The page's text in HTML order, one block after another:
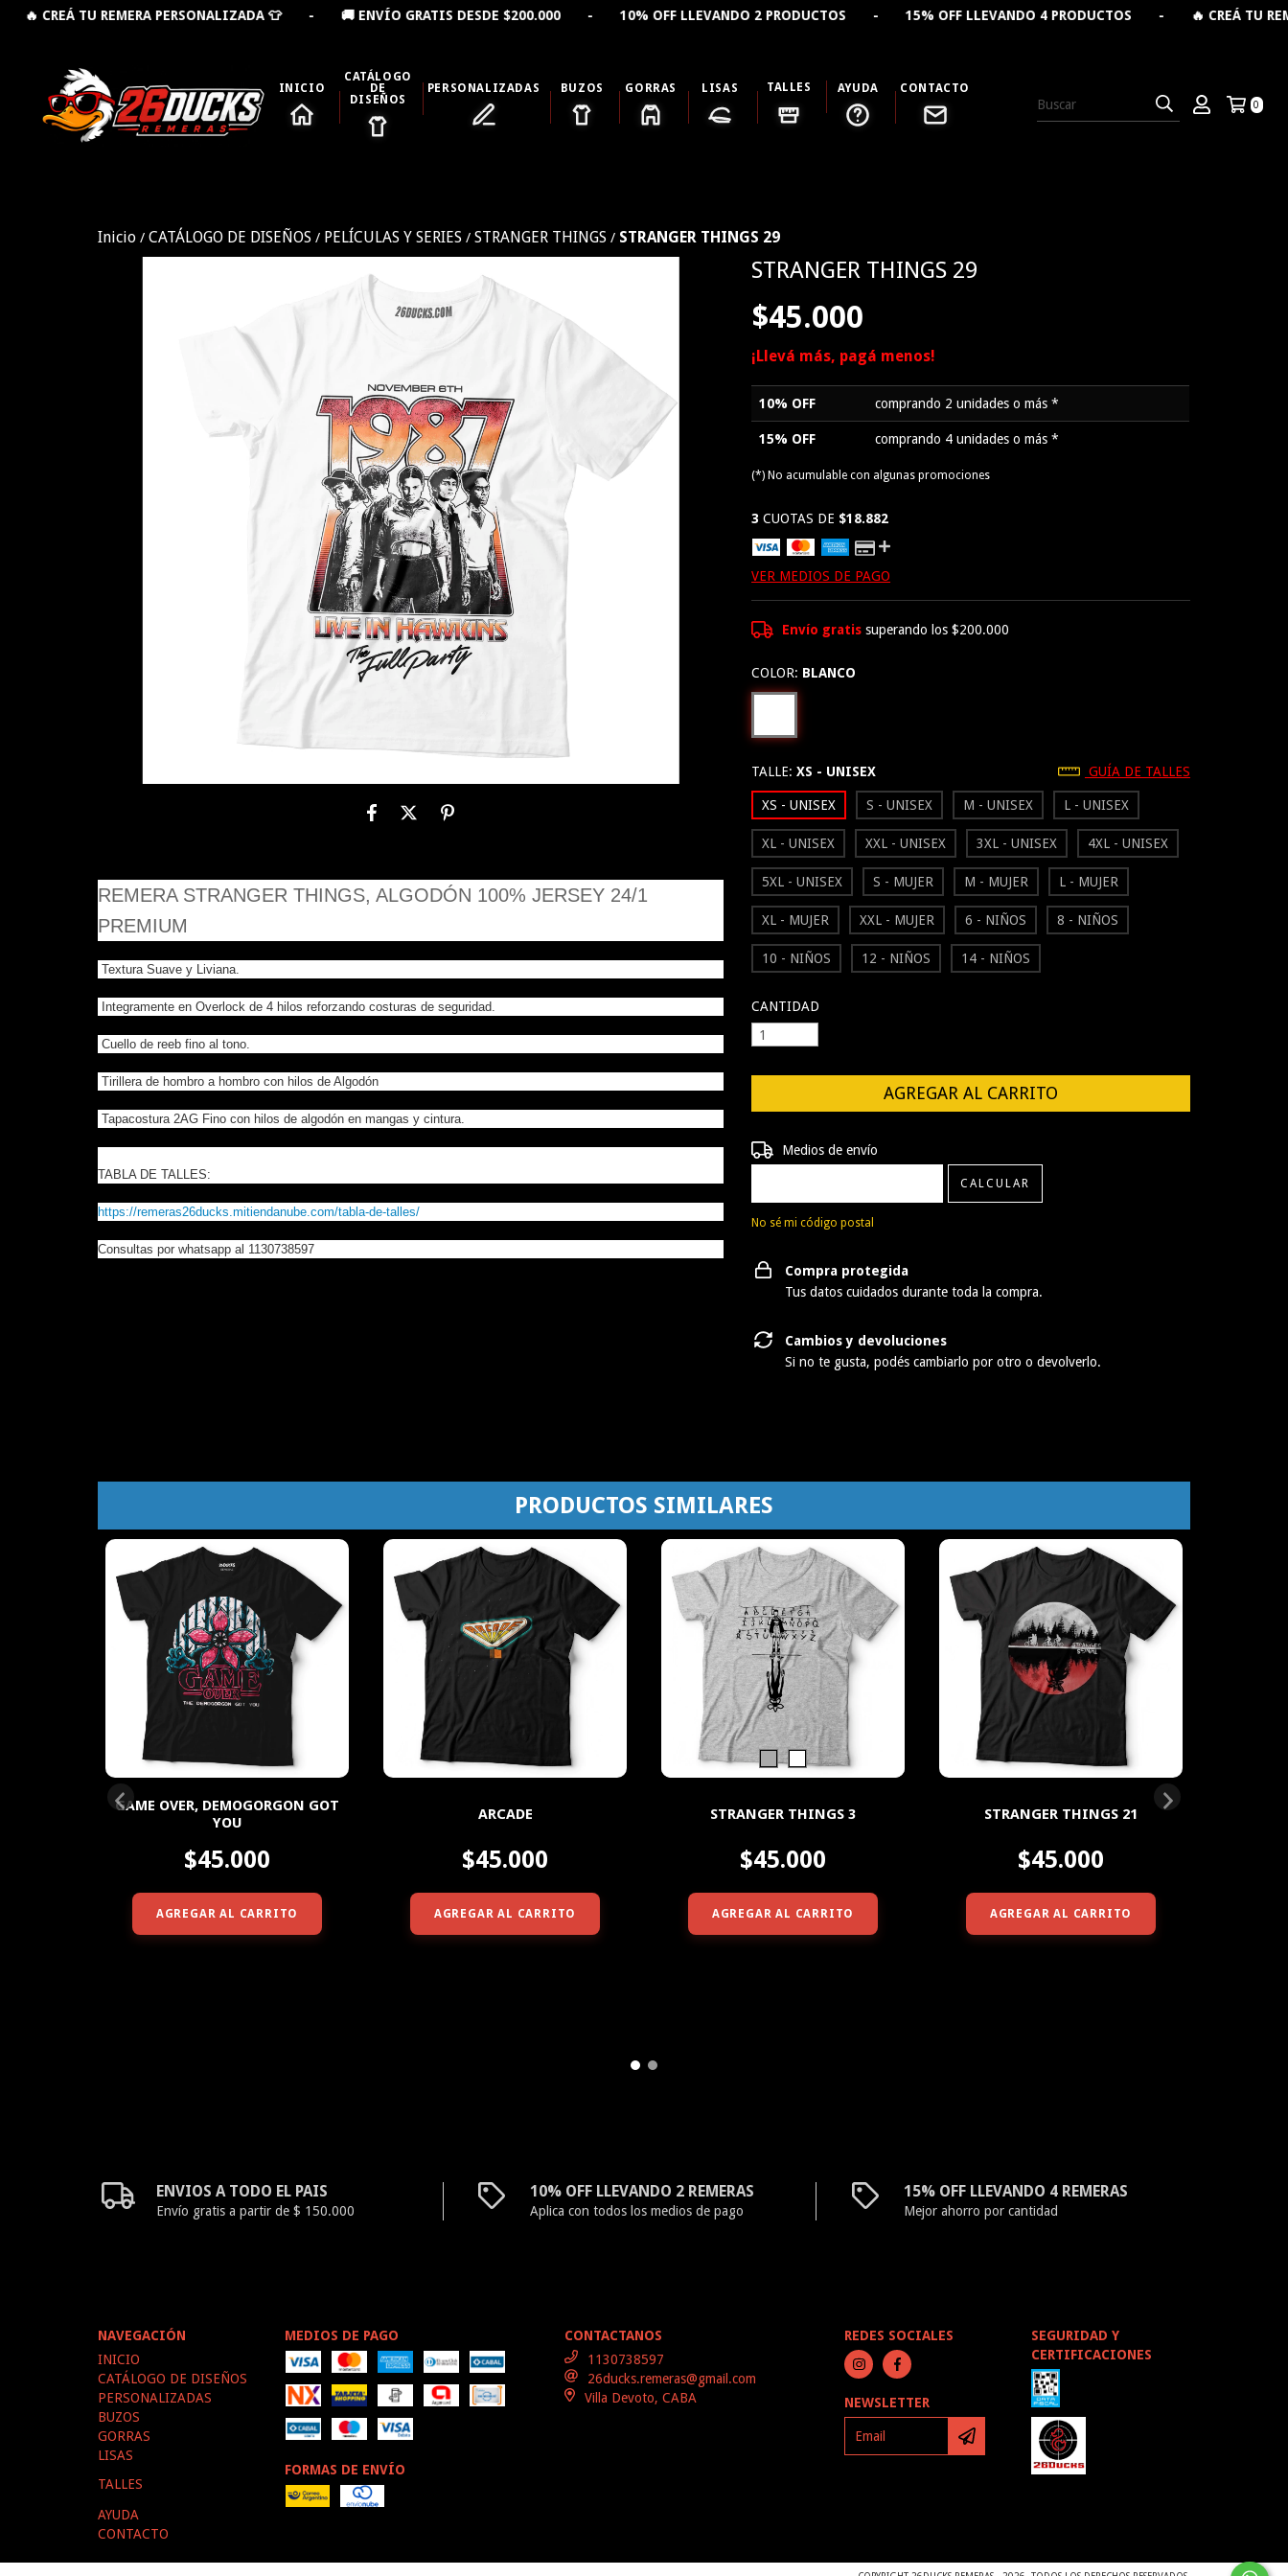
PERSONALIZADA 👕 - 🚚 ENVÍO GRATIS DESDE $200.000 - 10% OFF LLEVANDO 2 PRODUCTOS - 15% OFF LLEVANDO 4 PRODUCTOS - 🔥 CREÁ TU REMERA
INICIO
CATÁLOGO
DE
DISEÑOS
PERSONALIZADAS BUZOS GORRAS LISAS TALLES AYUDA CONTACTO
0
Inicio / CATÁLOGO DE DISEÑOS / PELÍCULAS Y SERIES / STRANGER THINGS / STRANGER THINGS 29
REMERA STRANGER THINGS, ALGODÓN 100% JERSEY 24/1
PREMIUM
Textura Suave y Liviana.
Integramente en Overlock de 4 hilos reforzando costuras de seguridad.
Cuello de reeb fino al tono.
Tirillera de hombro a hombro con hilos de Algodón
Tapacostura 2AG Fino con hilos de algodón en mangas y cintura.
TABLA DE TALLES:
https://remeras26ducks.mitiendanube.com/tabla-de-talles/
Consultas por whatsapp al 1130738597
STRANGER THINGS 29
$45.000
¡Llevá más, pagá menos!
10% OFF comprando 2 unidades o más *
15% OFF comprando 4 unidades o más *
(*) No acumulable con algunas promociones
3 CUOTAS DE $18.882
VER MEDIOS DE PAGO
Envío gratis superando los$200.000
COLOR: BLANCO
TALLE: XS - UNISEX GUÍA DE TALLES
XS - UNISEX S - UNISEX M - UNISEX L - UNISEX
XL - UNISEX XXL - UNISEX 3XL - UNISEX 4XL - UNISEX
5XL - UNISEX S - MUJER M - MUJER L - MUJER
XL - MUJER XXL - MUJER 6 - NIÑOS 8 - NIÑOS
10 - NIÑOS 12 - NIÑOS 14 - NIÑOS
CANTIDAD
Entregas para el CP:
Medios de envío
CALCULAR
No sé mi código postal
Compra protegida
Tus datos cuidados durante toda la compra.
Cambios y devoluciones
Si no te gusta, podés cambiarlo por otro o devolverlo.
PRODUCTOS SIMILARES
GAME OVER, DEMOGORGON GOT
YOU
$45.000
AGREGAR AL CARRITO
ARCADE
$45.000
AGREGAR AL CARRITO
STRANGER THINGS 3
$45.000
AGREGAR AL CARRITO
STRANGER THINGS 21
$45.000
AGREGAR AL CARRITO
ENVIOS A TODO EL PAIS
Envío gratis a partir de $ 150.000
10% OFF LLEVANDO 2 REMERAS
Aplica con todos los medios de pago
15% OFF LLEVANDO 4 REMERAS
Mejor ahorro por cantidad
NAVEGACIÓN
INICIO
CATÁLOGO DE DISEÑOS
PERSONALIZADAS
BUZOS
GORRAS
LISAS
TALLES
AYUDA
CONTACTO
MEDIOS DE PAGO
FORMAS DE ENVÍO
CONTACTANOS
1130738597
26ducks.remeras@gmail.com
Villa Devoto, CABA
REDES SOCIALES
NEWSLETTER
SEGURIDAD Y
CERTIFICACIONES